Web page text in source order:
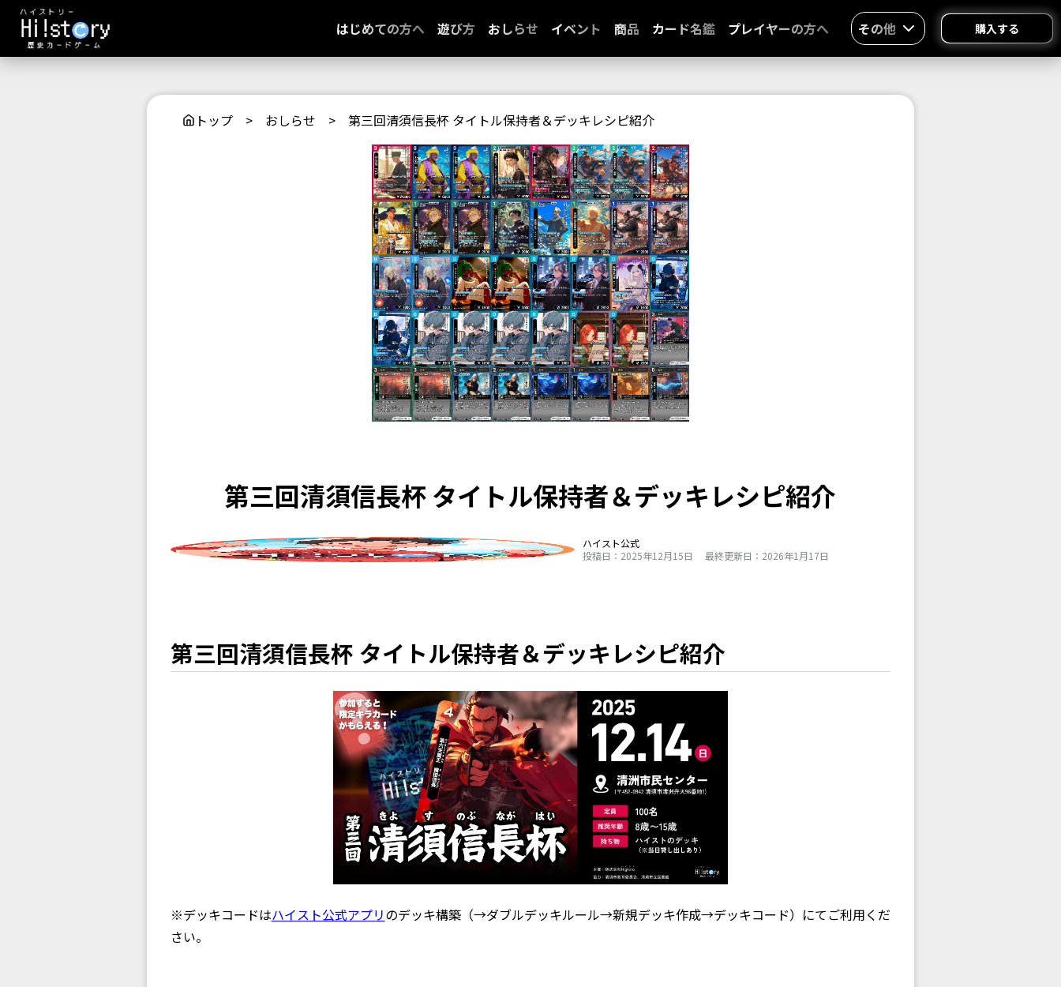
はじめての方へ 遊び方 おしらせ イベント 商品 カード名鑑 プレイヤーの方へ その他 購入する
トップ> おしらせ > 第三回清須信長杯 タイトル保持者＆デッキレシピ紹介
第三回清須信長杯 タイトル保持者＆デッキレシピ紹介
ハイスト公式
投稿日：2025年12月15日
最終更新日：2026年1月17日
第三回清須信長杯 タイトル保持者＆デッキレシピ紹介
※デッキコードはハイスト公式アプリのデッキ構築（→ダブルデッキルール→新規デッキ作成→デッキコード）にてご利用くだ
さい。